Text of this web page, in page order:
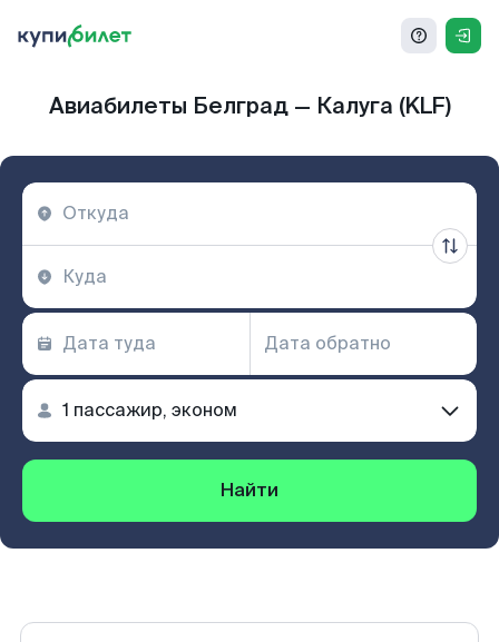
Авиабилеты Белград — Калуга (KLF)
Найти